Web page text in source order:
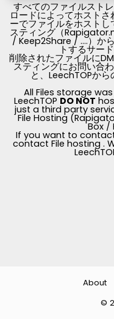
すべてのファイルスト
ロードによってホスト
ーでファイルをホスト
スティング（
/ Keep2Share / ....）か
トするサー
削除されたファイルに
スティングにお問い合
と、LeechTOPから
All Files storage
LeechTOP DO NOT
just a third party
File Hosting
Box /
If you want to
contact File hosting .
©
About